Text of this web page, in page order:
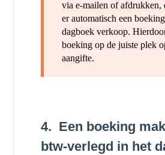
via e-mailen of afdrukken,
er automatisch een
dagboek verkoop.
boeking op de juiste plek
aangifte.
4. Een boeking
btw-verlegd in het